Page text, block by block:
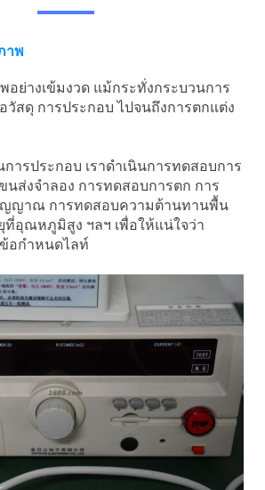
าพ
ย่างเข้มงวด แม้กระทั่งกระบวนการ
วัสดุ การประกอบ ไปจนถึงการตกแต่ง
ารประกอบ เราดำเนินการทดสอบการ
นส่งจำลอง การทดสอบการตก การ
ญญาณ การทดสอบความต้านทานพื้น
ที่อุณหภูมิสูง ฯลฯ เพื่อให้แน่ใจว่า
อกำหนดไลท์